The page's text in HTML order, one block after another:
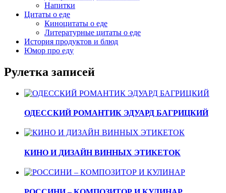
Напитки
Цитаты о еде
Киноцитаты о еде
Литературные цитаты o еде
История продуктов и блюд
Юмор про еду
Рулетка записей
ОДЕССКИЙ РОМАНТИК ЭДУАРД БАГРИЦКИЙ
КИНО И ДИЗАЙН ВИННЫХ ЭТИКЕТОК